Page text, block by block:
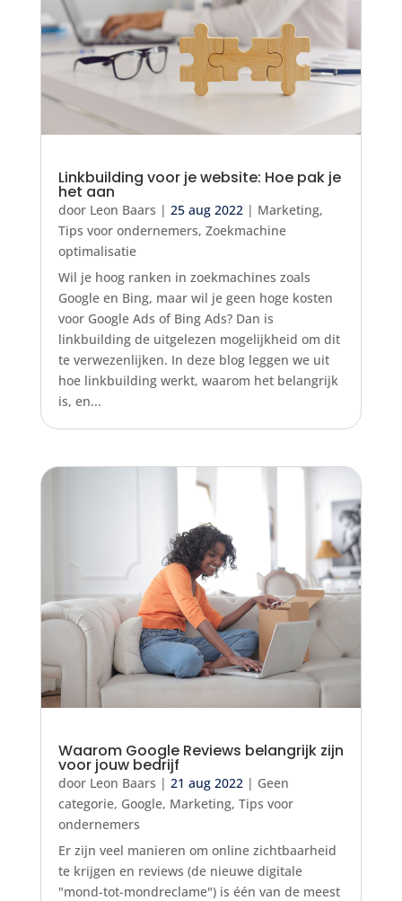
Linkbuilding voor je website: Hoe pak je
het aan
door Leon Baars | 25 aug 2022| Marketing,
Tips voor ondernemers, Zoekmachine
optimalisatie
Wil je hoog ranken in zoekmachines zoals
Google en Bing, maar wil je geen hoge kosten
voor Google Ads of Bing Ads? Dan is
linkbuilding de uitgelezen mogelijkheid om dit
te verwezenlijken. In deze blog leggen we uit
hoe linkbuilding werkt, waarom het belangrijk
is, en...
Waarom Google Reviews belangrijk zijn
voor jouw bedrijf
door Leon Baars | 21 aug 2022| Geen
categorie, Google, Marketing, Tips voor
ondernemers
Er zijn veel manieren om online zichtbaarheid
te krijgen en reviews (de nieuwe digitale
"mond-tot-mondreclame") is één van de meest